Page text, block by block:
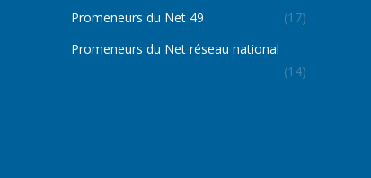
Promeneurs du Net 49
(17)
Promeneurs du Net réseau national
(14)